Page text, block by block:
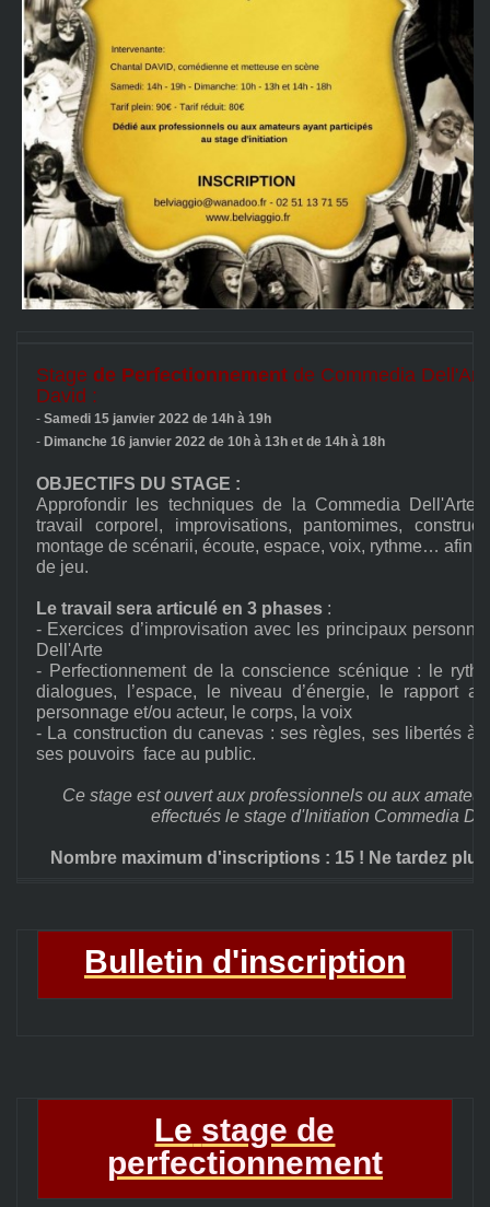
Stage de Perfectionnementde Commedia
David :
- Samedi 15 janvier 2022 de 14h à 19h
- Dimanche 16 janvier 2022 de 10h à 13h et de 14h à 18h
OBJECTIFS DU STAGE :
Approfondir les techniques de la Commedia Dell'Arte
travail corporel, improvisations, pantomimes,
montage de scénarii, écoute, espace, voix, rythme… afin
de jeu.
Le travail sera articulé en 3 phases:
- Exercices d’improvisation avec les principaux
Dell'Arte
- Perfectionnement de la conscience scénique : le
dialogues, l’espace, le niveau d’énergie, le rapport
personnage et/ou acteur, le corps, la voix
- La construction du canevas : ses règles, ses libertés à
ses pouvoirs face au public.
Ce stage est ouvert aux professionnels ou aux
effectués le stage d'Initiation Commedia
Nombre maximum d'inscriptions : 15 ! Ne tardez
Bulletin d'inscription
Le stage de
perfectionnement